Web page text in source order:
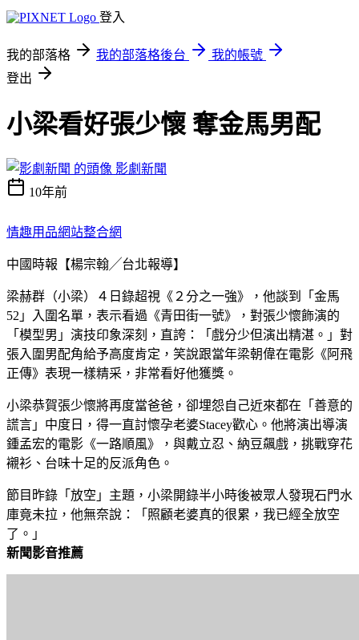
登入
我的部落格 我的部落格後台
我的帳號
登出
小梁看好張少懷 奪金馬男配
影劇新聞
10年前
情趣用品網站整合網
中國時報【楊宗翰╱台北報導】
梁赫群（小梁）４日錄超視《２分之一強》，他談到「金馬
52」入圍名單，表示看過《青田街一號》，對張少懷飾演的
「模型男」演技印象深刻，直誇：「戲分少但演出精湛。」對
張入圍男配角給予高度肯定，笑說跟當年梁朝偉在電影《阿飛
正傳》表現一樣精采，非常看好他獲獎。
小梁恭賀張少懷將再度當爸爸，卻埋怨自己近來都在「善意的
謊言」中度日，得一直討懷孕老婆Stacey歡心。他將演出導演
鍾孟宏的電影《一路順風》，與戴立忍、納豆飆戲，挑戰穿花
襯衫、台味十足的反派角色。
節目昨錄「放空」主題，小梁開錄半小時後被眾人發現石門水
庫竟未拉，他無奈說：「照顧老婆真的很累，我已經全放空
了。」
新聞影音推薦